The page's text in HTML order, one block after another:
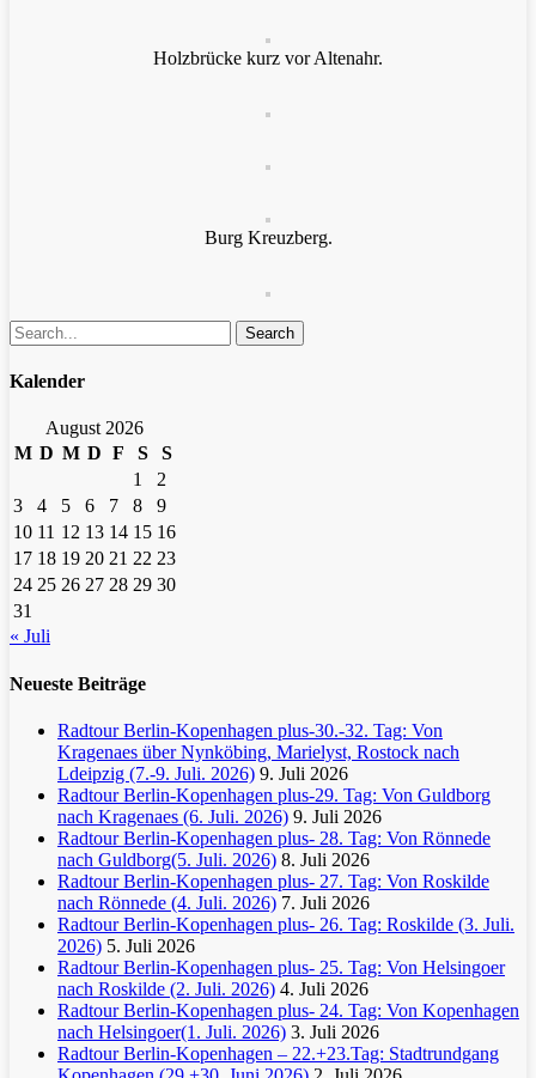
Holzbrücke kurz vor Altenahr.
Burg Kreuzberg.
Search
Kalender
August 2026
M D M D F S
S
1
2
3
4 5 6 7 8
9
10 11 12 13 14 15 16
17 18 19 20 21 22 23
24 25 26 27 28 29 30
31
« Juli
Neueste Beiträge
Radtour Berlin-Kopenhagen plus-30.-32. Tag: Von
Kragenaes über Nynköbing, Marielyst, Rostock nach
Ldeipzig (7.-9. Juli. 2026) 9. Juli 2026
Radtour Berlin-Kopenhagen plus-29. Tag: Von Guldborg
nach Kragenaes (6. Juli. 2026) 9. Juli 2026
Radtour Berlin-Kopenhagen plus- 28. Tag: Von Rönnede
nach Guldborg(5. Juli. 2026) 8. Juli 2026
Radtour Berlin-Kopenhagen plus- 27. Tag: Von Roskilde
nach Rönnede (4. Juli. 2026) 7. Juli 2026
Radtour Berlin-Kopenhagen plus- 26. Tag: Roskilde (3. Juli.
2026) 5. Juli 2026
Radtour Berlin-Kopenhagen plus- 25. Tag: Von Helsingoer
nach Roskilde (2. Juli. 2026) 4. Juli 2026
Radtour Berlin-Kopenhagen plus- 24. Tag: Von Kopenhagen
nach Helsingoer(1. Juli. 2026) 3. Juli 2026
Radtour Berlin-Kopenhagen – 22.+23.Tag: Stadtrundgang